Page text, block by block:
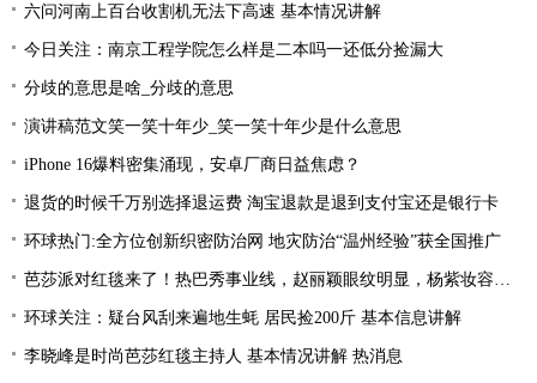
六问河南上百台收割机无法下高速 基本情况讲解
今日关注：南京工程学院怎么样是二本吗一还低分捡漏大
分歧的意思是啥_分歧的意思
演讲稿范文笑一笑十年少_笑一笑十年少是什么意思
iPhone 16爆料密集涌现，安卓厂商日益焦虑？
退货的时候千万别选择退运费 淘宝退款是退到支付宝还是银行卡
环球热门:全方位创新织密防治网 地灾防治“温州经验”获全国推广
芭莎派对红毯来了！热巴秀事业线，赵丽颖眼纹明显，杨紫妆容翻车
环球关注：疑台风刮来遍地生蚝 居民捡200斤 基本信息讲解
李晓峰是时尚芭莎红毯主持人 基本情况讲解 热消息